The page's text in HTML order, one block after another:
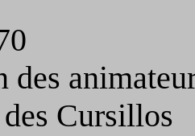
des
Cursillos